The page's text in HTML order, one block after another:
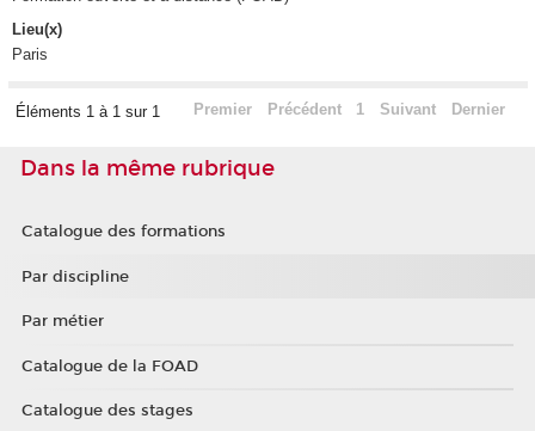
Lieu(x)
Paris
Éléments 1 à 1 sur 1 Premier Précédent 1 Suivant Dernier
Dans la même rubrique
Catalogue des formations
Par discipline
Par métier
Catalogue de la FOAD
Catalogue des stages